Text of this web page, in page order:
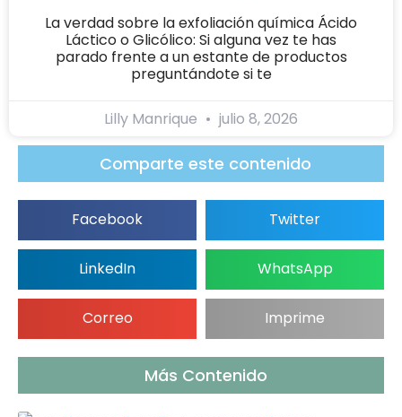
La verdad sobre la exfoliación química Ácido
Láctico o Glicólico: Si alguna vez te has
parado frente a un estante de productos
preguntándote si te
Lilly Manrique julio 8, 2026
Comparte este contenido
Facebook Twitter
LinkedIn WhatsApp
Correo Imprime
Más Contenido